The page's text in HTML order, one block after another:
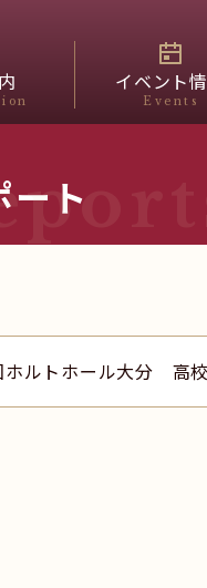
イベント
Events
ト
ホルトホール大分 高